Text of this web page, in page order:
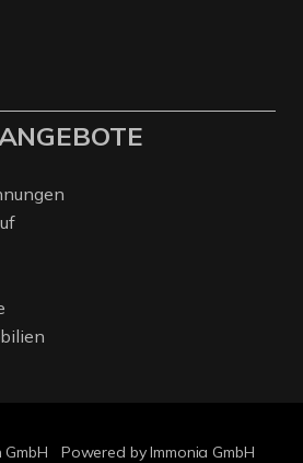
Powered by Immonia GmbH